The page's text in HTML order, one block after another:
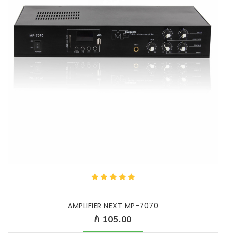
AMPLIFIER NEXT MP-7070
₼ 105.00
Məhsul mövcüddur